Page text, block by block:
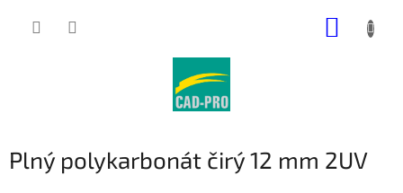
Plný polykarbonát čirý 12 mm 2UV